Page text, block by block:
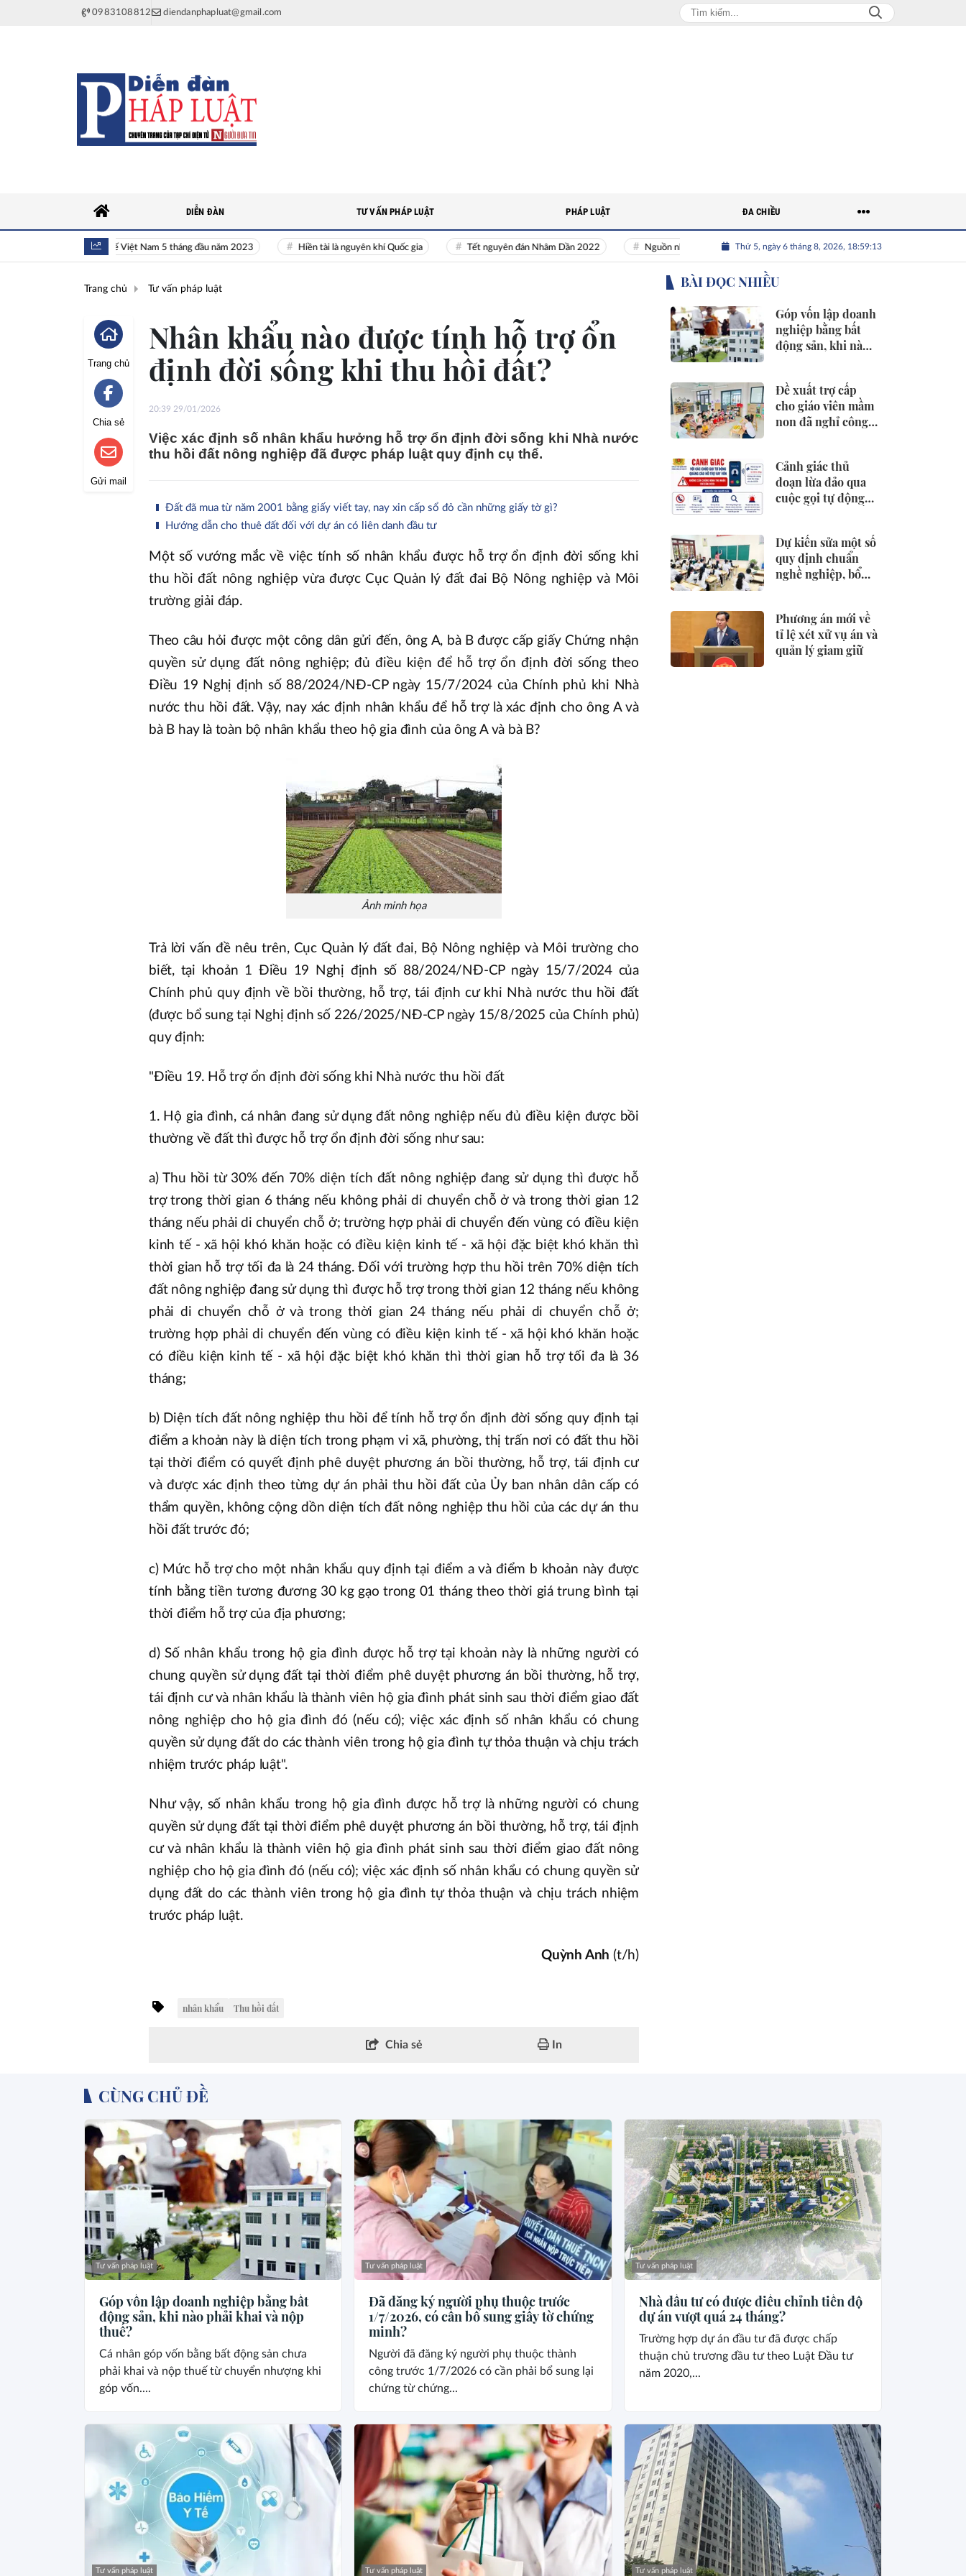
0983108812 diendanphapluat@gmail.com
Toàn cảnh kinh tế Việt Nam 5 tháng đầu năm 2023 Hiền tài là nguyên khí Quốc gia Tết nguyên đán Nhâm Dần 2022 Nguồn nhân lực Việt Nhân tài Việt Nam Giải bài toán nguồn nhân
Thứ 5, ngày 6 tháng 8, 2026, 18:59:14
DIỄN ĐÀN TƯ VẤN PHÁP LUẬT PHÁP LUẬT ĐA CHIỀU
Trang chủ Tư vấn pháp luật
Trang chủ
Chia sẻ
Gửi mail
Nhân khẩu nào được tính hỗ trợ ổn
định đời sống khi thu hồi đất?
20:39 29/01/2026
Việc xác định số nhân khẩu hưởng hỗ trợ ổn định đời sống khi Nhà nước
thu hồi đất nông nghiệp đã được pháp luật quy định cụ thể.
Đất đã mua từ năm 2001 bằng giấy viết tay, nay xin cấp sổ đỏ cần những giấy tờ gì?
Hướng dẫn cho thuê đất đối với dự án có liên danh đầu tư
Một số vướng mắc về việc tính số nhân khẩu được hỗ trợ ổn định đời sống khi
thu hồi đất nông nghiệp vừa được Cục Quản lý đất đai Bộ Nông nghiệp và Môi
trường giải đáp.
Theo câu hỏi được một công dân gửi đến, ông A, bà B được cấp giấy Chứng nhận
quyền sử dụng đất nông nghiệp; đủ điều kiện để hỗ trợ ổn định đời sống theo
Điều 19 Nghị định số 88/2024/NĐ-CP ngày 15/7/2024 của Chính phủ khi Nhà
nước thu hồi đất. Vậy, nay xác định nhân khẩu để hỗ trợ là xác định cho ông A và
bà B hay là toàn bộ nhân khẩu theo hộ gia đình của ông A và bà B?
Ảnh minh họa
Trả lời vấn đề nêu trên, Cục Quản lý đất đai, Bộ Nông nghiệp và Môi trường cho
biết, tại khoản 1 Điều 19 Nghị định số 88/2024/NĐ-CP ngày 15/7/2024 của
Chính phủ quy định về bồi thường, hỗ trợ, tái định cư khi Nhà nước thu hồi đất
(được bổ sung tại Nghị định số 226/2025/NĐ-CP ngày 15/8/2025 của Chính phủ)
quy định:
"Điều 19. Hỗ trợ ổn định đời sống khi Nhà nước thu hồi đất
1. Hộ gia đình, cá nhân đang sử dụng đất nông nghiệp nếu đủ điều kiện được bồi
thường về đất thì được hỗ trợ ổn định đời sống như sau:
a) Thu hồi từ 30% đến 70% diện tích đất nông nghiệp đang sử dụng thì được hỗ
trợ trong thời gian 6 tháng nếu không phải di chuyển chỗ ở và trong thời gian 12
tháng nếu phải di chuyển chỗ ở; trường hợp phải di chuyển đến vùng có điều kiện
kinh tế - xã hội khó khăn hoặc có điều kiện kinh tế - xã hội đặc biệt khó khăn thì
thời gian hỗ trợ tối đa là 24 tháng. Đối với trường hợp thu hồi trên 70% diện tích
đất nông nghiệp đang sử dụng thì được hỗ trợ trong thời gian 12 tháng nếu không
phải di chuyển chỗ ở và trong thời gian 24 tháng nếu phải di chuyển chỗ ở;
trường hợp phải di chuyển đến vùng có điều kiện kinh tế - xã hội khó khăn hoặc
có điều kiện kinh tế - xã hội đặc biệt khó khăn thì thời gian hỗ trợ tối đa là 36
tháng;
b) Diện tích đất nông nghiệp thu hồi để tính hỗ trợ ổn định đời sống quy định tại
điểm a khoản này là diện tích trong phạm vi xã, phường, thị trấn nơi có đất thu hồi
tại thời điểm có quyết định phê duyệt phương án bồi thường, hỗ trợ, tái định cư
và được xác định theo từng dự án phải thu hồi đất của Ủy ban nhân dân cấp có
thẩm quyền, không cộng dồn diện tích đất nông nghiệp thu hồi của các dự án thu
hồi đất trước đó;
c) Mức hỗ trợ cho một nhân khẩu quy định tại điểm a và điểm b khoản này được
tính bằng tiền tương đương 30 kg gạo trong 01 tháng theo thời giá trung bình tại
thời điểm hỗ trợ của địa phương;
d) Số nhân khẩu trong hộ gia đình được hỗ trợ tại khoản này là những người có
chung quyền sử dụng đất tại thời điểm phê duyệt phương án bồi thường, hỗ trợ,
tái định cư và nhân khẩu là thành viên hộ gia đình phát sinh sau thời điểm giao đất
nông nghiệp cho hộ gia đình đó (nếu có); việc xác định số nhân khẩu có chung
quyền sử dụng đất do các thành viên trong hộ gia đình tự thỏa thuận và chịu trách
nhiệm trước pháp luật".
Như vậy, số nhân khẩu trong hộ gia đình được hỗ trợ là những người có chung
quyền sử dụng đất tại thời điểm phê duyệt phương án bồi thường, hỗ trợ, tái định
cư và nhân khẩu là thành viên hộ gia đình phát sinh sau thời điểm giao đất nông
nghiệp cho hộ gia đình đó (nếu có); việc xác định số nhân khẩu có chung quyền sử
dụng đất do các thành viên trong hộ gia đình tự thỏa thuận và chịu trách nhiệm
trước pháp luật.
Quỳnh Anh (t/h)
nhân khẩu Thu hồi đất
Chia sẻ In
BÀI ĐỌC NHIỀU
Góp vốn lập doanh
nghiệp bằng bất
động sản, khi nào
Đề xuất trợ cấp
cho giáo viên mầm
non đã nghỉ công
Cảnh giác thủ
đoạn lừa đảo qua
cuộc gọi tự động
Dự kiến sửa một số
quy định chuẩn
nghề nghiệp, bổ
giáo
Phương án mới về
tỉ lệ xét xử vụ án và
quản lý giam giữ
CÙNG CHỦ ĐỀ
Tư vấn pháp luật
Góp vốn lập doanh nghiệp bằng bất
động sản, khi nào phải khai và nộp
thuế?
Cá nhân góp vốn bằng bất động sản chưa
phải khai và nộp thuế từ chuyển nhượng khi
góp vốn....
Tư vấn pháp luật
Đã đăng ký người phụ thuộc trước
1/7/2026, có cần bổ sung giấy tờ chứng
minh?
Người đã đăng ký người phụ thuộc thành
công trước 1/7/2026 có cần phải bổ sung lại
chứng từ chứng...
Tư vấn pháp luật
Nhà đầu tư có được điều chỉnh tiến độ
dự án vượt quá 24 tháng?
Trường hợp dự án đầu tư đã được chấp
thuận chủ trương đầu tư theo Luật Đầu tư
năm 2020,...
Tư vấn pháp luật Tư vấn pháp luật Tư vấn pháp luật